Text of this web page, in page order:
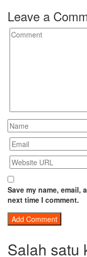
Leave a
Save my name,
next time I comment.
Salah satu